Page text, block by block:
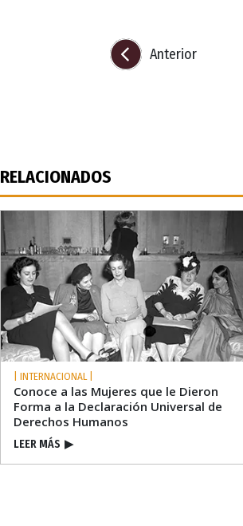
Anterior
RELACIONADOS
| INTERNACIONAL |
Conoce a las Mujeres que le Dieron
Forma a la Declaración Universal de
Derechos Humanos
LEER MÁS ▶